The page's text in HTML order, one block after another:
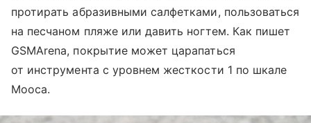
протирать абразивными салфетками, пользоваться
на песчаном пляже или давить ногтем. Как пишет
GSMArena, покрытие может царапаться
от инструмента с уровнем жесткости 1 по шкале
Мооса.